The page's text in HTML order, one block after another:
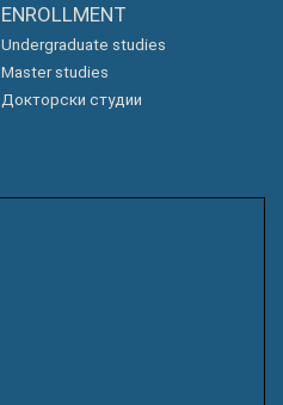
ENROLLMENT
Undergraduate studies
Master studies
Докторски студии